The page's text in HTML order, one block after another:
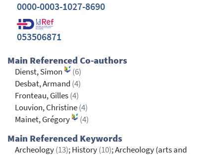
0000-0003-1027-8690
053506871
Main Referenced Co-authors
Dienst, Simon
(6)
Desbat, Armand (4)
Fronteau, Gilles(4)
Louvion, Christine(4)
Mainet, Grégory
(4)
Main Referenced Keywords
Archeology(13); History(10); Archeology (arts and